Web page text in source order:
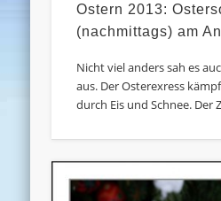
Ostern 2013:
(nachmittags) am
Nicht viel anders sah es
aus. Der Osterexress
durch Eis und Schnee. Der